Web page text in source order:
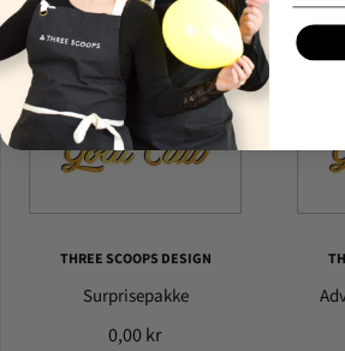
THREE SCOOPS DESIGN
Surprisepakke
0,00 kr